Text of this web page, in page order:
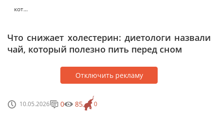
кот...
Что снижает холестерин: диетологи назвали
чай, который полезно пить перед сном
Отключить рекламу
10.05.2026 0
0 85